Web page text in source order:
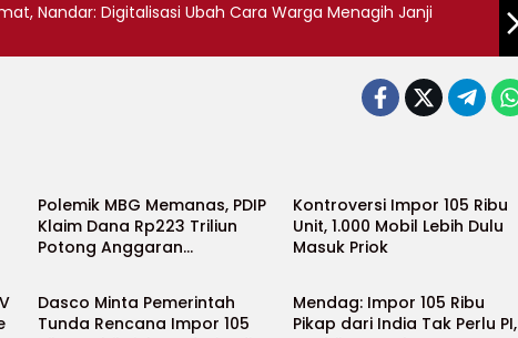
Nandar: Digitalisasi Ubah Cara Warga Menagih Janji
Polemik MBG Memanas, PDIP
Klaim Dana Rp223 Triliun
Potong Anggaran
Kontroversi Impor 105 Ribu
Unit, 1.000 Mobil Lebih Dulu
Masuk Priok
Nasional
Dasco Minta Pemerintah
Tunda Rencana Impor 105
Nasional
Mendag: Impor 105 Ribu
Pikap dari India Tak Perlu PI,